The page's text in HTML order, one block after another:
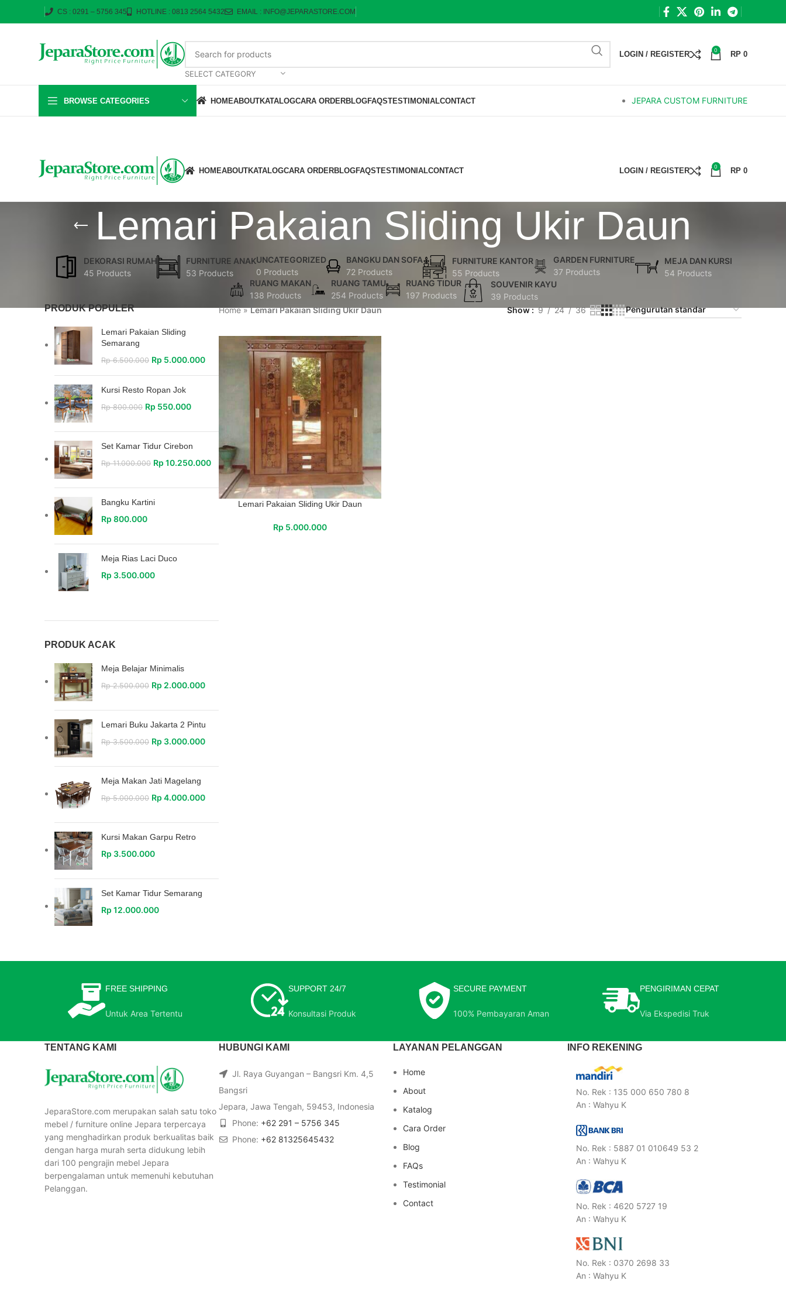
CS : 0291 – 5756 345 HOTLINE : 0813 2564 5432 EMAIL : INFO@JEPARASTORE.COM
SELECT CATEGORY
LOGIN / REGISTER 0 RP 0
BROWSE CATEGORIES HOMEABOUTKATALOGCARA ORDERBLOGFAQSTESTIMONIALCONTACT JEPARA CUSTOM FURNITURE
HOMEABOUTKATALOGCARA ORDERBLOGFAQSTESTIMONIALCONTACT LOGIN / REGISTER 0 RP 0
Lemari Pakaian Sliding Ukir Daun
DEKORASI RUMAH
45 Products
FURNITURE ANAK
53 Products
UNCATEGORIZED
0 Products
BANGKU DAN SOFA
72 Products
FURNITURE KANTOR
55 Products
GARDEN FURNITURE
37 Products
MEJA DAN KURSI
54 Products
RUANG MAKAN
138 Products
RUANG TAMU
254 Products
RUANG TIDUR
197 Products
SOUVENIR KAYU
39 Products
PRODUK POPULER
Lemari Pakaian Sliding
Semarang
Rp6.500.000 Rp 5.000.000
Kursi Resto Ropan Jok
Rp800.000 Rp 550.000
Set Kamar Tidur Cirebon
Rp11.000.000 Rp 10.250.000
Bangku Kartini
Rp 800.000
Meja Rias Laci Duco
Rp 3.500.000
PRODUK ACAK
Meja Belajar Minimalis
Rp2.500.000 Rp 2.000.000
Lemari Buku Jakarta 2 Pintu
Rp3.500.000 Rp 3.000.000
Meja Makan Jati Magelang
Rp5.000.000 Rp 4.000.000
Kursi Makan Garpu Retro
Rp 3.500.000
Set Kamar Tidur Semarang
Rp 12.000.000
Home»Lemari Pakaian Sliding Ukir Daun Show 9 24 36
Lemari Pakaian Sliding Ukir Daun
Rp 5.000.000
FREE SHIPPING
Untuk Area Tertentu
SUPPORT 24/7
Konsultasi Produk
SECURE PAYMENT
100% Pembayaran Aman
PENGIRIMAN CEPAT
Via Ekspedisi Truk
TENTANG KAMI
JeparaStore.com merupakan salah satu toko
mebel / furniture online Jepara terpercaya
yang menghadirkan produk berkualitas baik
dengan harga murah serta didukung lebih
dari 100 pengrajin mebel Jepara
berpengalaman untuk memenuhi kebutuhan
Pelanggan.
HUBUNGI KAMI
Jl. Raya Guyangan – Bangsri Km. 4,5
Bangsri
Jepara, Jawa Tengah, 59453, Indonesia
Phone: +62 291 – 5756 345
Phone: +62 81325645432
LAYANAN PELANGGAN
Home
About
Katalog
Cara Order
Blog
FAQs
Testimonial
Contact
INFO REKENING
No. Rek : 135 000 650 780 8
An : Wahyu K
No. Rek : 5887 01 010649 53 2
An : Wahyu K
No. Rek : 4620 5727 19
An : Wahyu K
No. Rek : 0370 2698 33
An : Wahyu K